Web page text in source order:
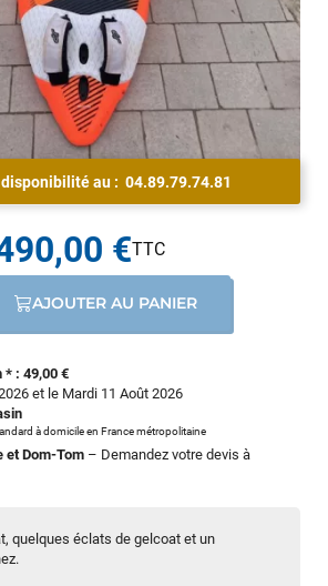
quelques éclats de gelcoat et un
au : 04.89.79.74.81
* : 49,00 €
et le Mardi 11 Août 2026
à domicile en France métropolitaine
et Dom-Tom – Demandez votre devis à
€
AJOUTER AU PANIER